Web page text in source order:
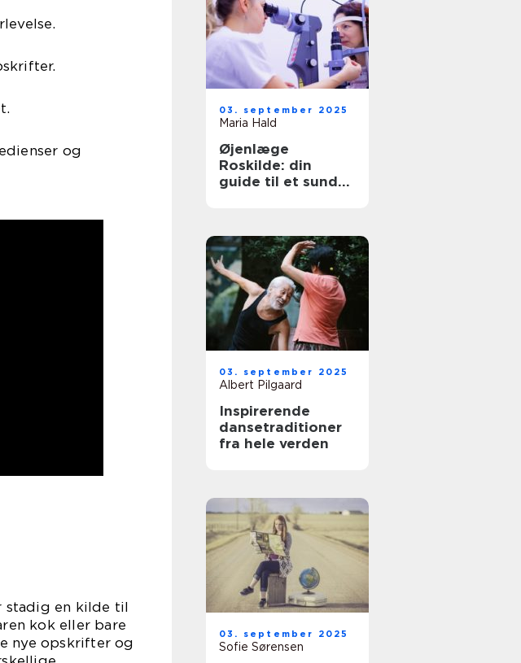
og
stadig en kilde til
kok eller bare
nye opskrifter og
03. september 2025
Maria Hald
Øjenlæge
Roskilde: din
guide til et sundt
03. september 2025
Albert Pilgaard
Inspirerende
dansetraditioner
fra hele verden
03. september 2025
Sofie Sørensen